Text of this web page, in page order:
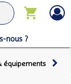
nous ?
équipements